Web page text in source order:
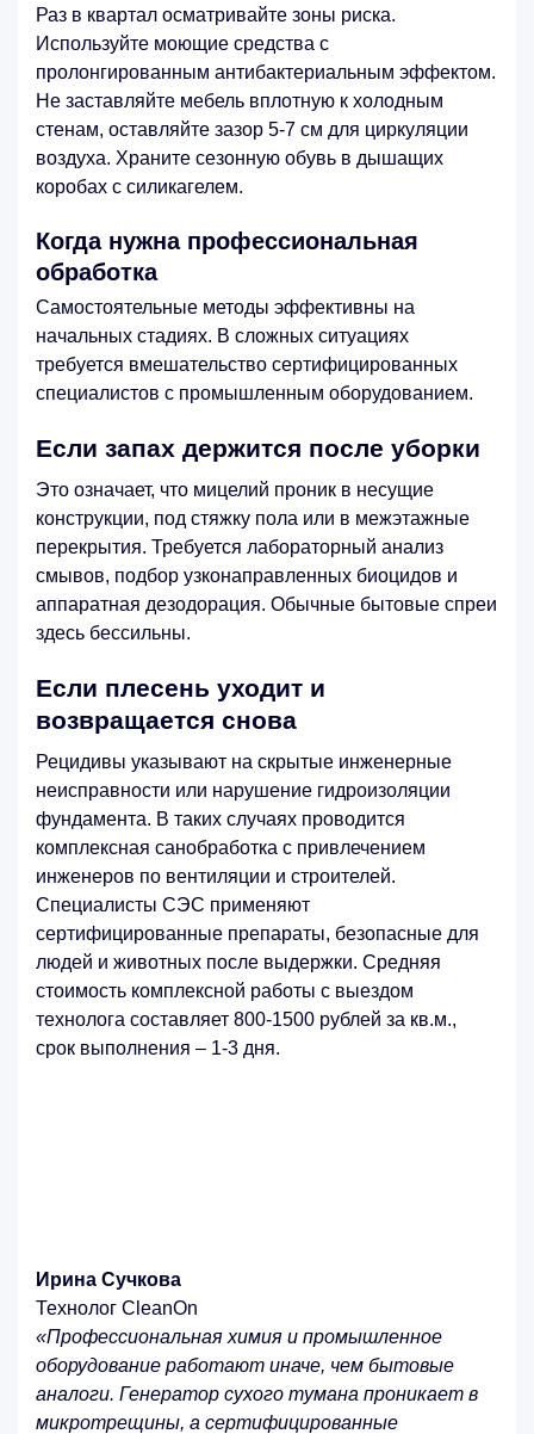
Раз в квартал осматривайте зоны риска.
Используйте моющие средства с
пролонгированным антибактериальным эффектом.
Не заставляйте мебель вплотную к холодным
стенам, оставляйте зазор 5-7 см для циркуляции
воздуха. Храните сезонную обувь в дышащих
коробах с силикагелем.
Когда нужна профессиональная
обработка
Самостоятельные методы эффективны на
начальных стадиях. В сложных ситуациях
требуется вмешательство сертифицированных
специалистов с промышленным оборудованием.
Если запах держится после уборки
Это означает, что мицелий проник в несущие
конструкции, под стяжку пола или в межэтажные
перекрытия. Требуется лабораторный анализ
смывов, подбор узконаправленных биоцидов и
аппаратная дезодорация. Обычные бытовые спреи
здесь бессильны.
Если плесень уходит и
возвращается снова
Рецидивы указывают на скрытые инженерные
неисправности или нарушение гидроизоляции
фундамента. В таких случаях проводится
комплексная санобработка с привлечением
инженеров по вентиляции и строителей.
Специалисты СЭС применяют
сертифицированные препараты, безопасные для
людей и животных после выдержки. Средняя
стоимость комплексной работы с выездом
технолога составляет 800-1500 рублей за кв.м.,
срок выполнения – 1-3 дня.
Ирина Сучкова
Технолог CleanOn
«Профессиональная химия и промышленное
оборудование работают иначе, чем бытовые
аналоги. Генератор сухого тумана проникает в
микротрещины, а сертифицированные